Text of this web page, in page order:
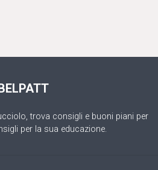
trova consigli e buoni piani per
per la sua educazione.